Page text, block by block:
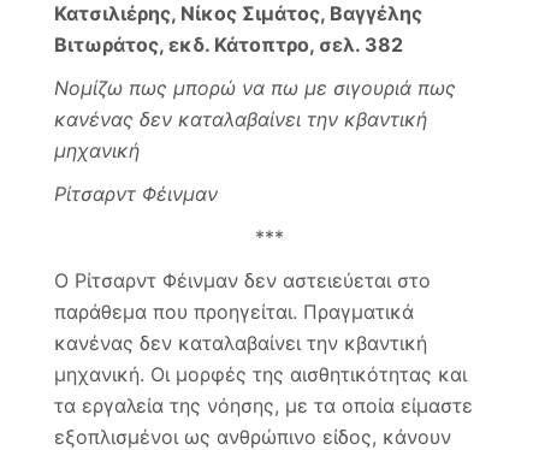
Κατσιλιέρης, Νίκος Σιμάτος, Βαγγέλης
Βιτωράτος, εκδ. Κάτοπτρο, σελ. 382
Νομίζω πως μπορώ να πω με σιγουριά πως
κανένας δεν καταλαβαίνει την κβαντική
μηχανική
Ρίτσαρντ Φέινμαν
***
Ο Ρίτσαρντ Φέινμαν δεν αστειεύεται στο
παράθεμα που προηγείται. Πραγματικά
κανένας δεν καταλαβαίνει την κβαντική
μηχανική. Οι μορφές της αισθητικότητας και
τα εργαλεία της νόησης, με τα οποία είμαστε
εξοπλισμένοι ως ανθρώπινο είδος, κάνουν